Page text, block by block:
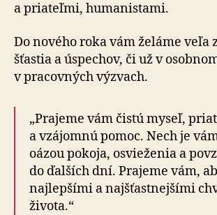
a pria­teľ­mi, hu­ma­nis­ta­mi.
Do nového roka vám želáme veľa
šťastia a úspe­chov, či už v
v pra­cov­ných výzvach.
„Prajeme vám čistú myseľ,
a vzá­jom­nú pomoc. Nech je
oázou pokoja, osvie­že­nia a
do ďal­ších dní. Prajeme vám,
naj­lep­ší­mi a naj­šťas­tnej­ší­mi
života.“